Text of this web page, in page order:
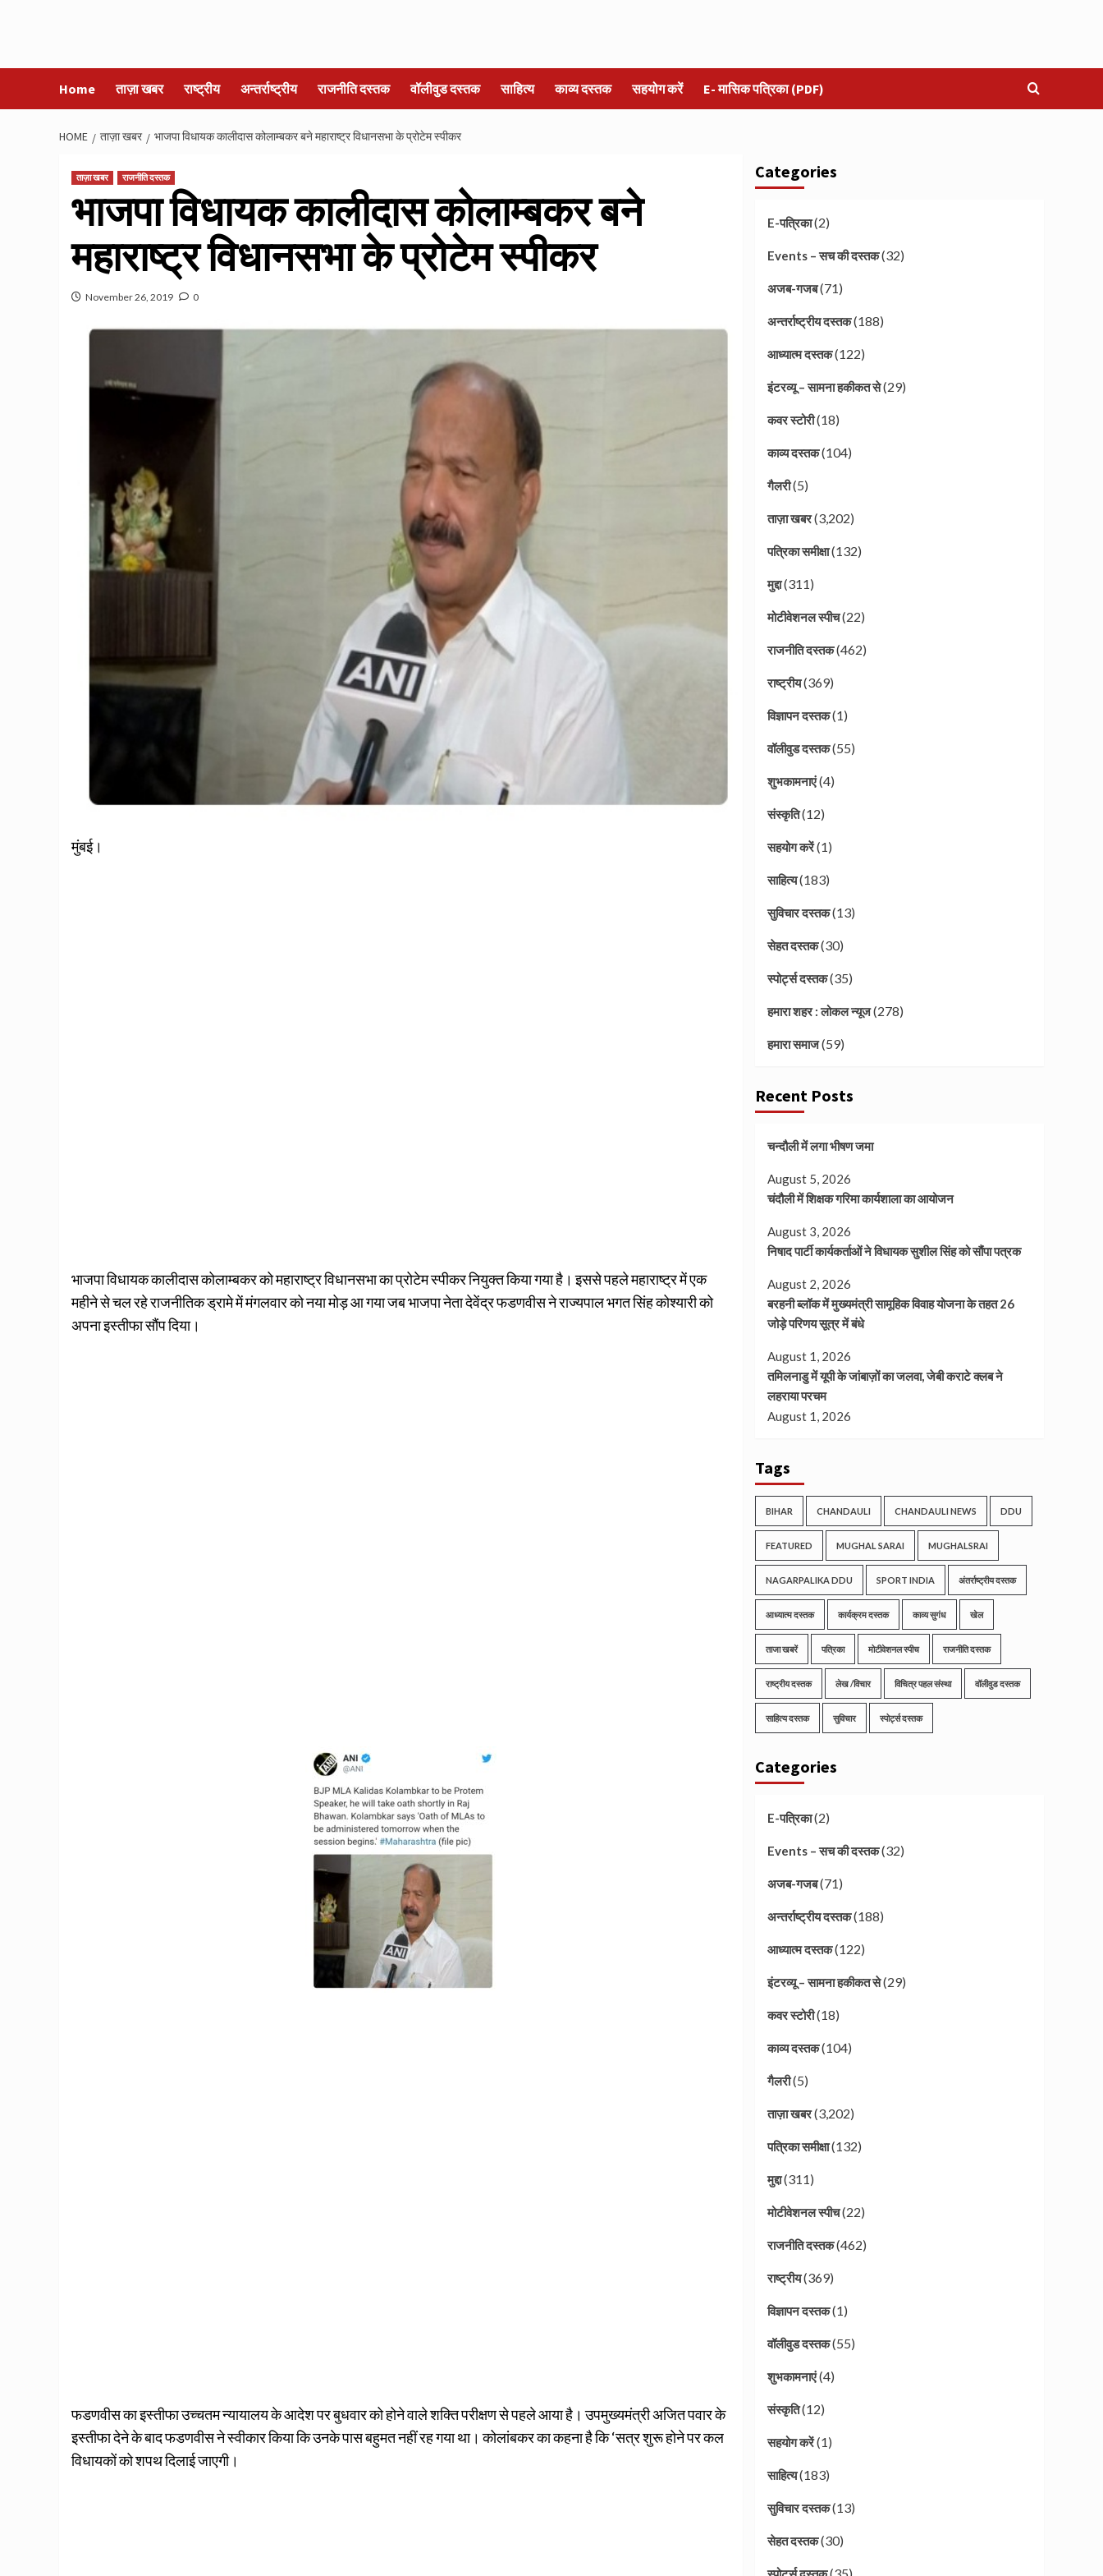
Home ताज़ा खबर राष्ट्रीय अन्तर्राष्ट्रीय राजनीति दस्तक वॉलीवुड दस्तक साहित्य काव्य दस्तक सहयोग करें E- मासिक पत्रिका (PDF)
HOME ताज़ा खबर भाजपा विधायक कालीदास कोलाम्बकर बने महाराष्ट्र विधानसभा के प्रोटेम स्पीकर
ताज़ा खबर राजनीति दस्तक
भाजपा विधायक कालीदास कोलाम्बकर बने
महाराष्ट्र विधानसभा के प्रोटेम स्पीकर
November 26, 2019 0
मुंबई।
भाजपा विधायक कालीदास कोलाम्बकर को महाराष्ट्र विधानसभा का प्रोटेम स्पीकर नियुक्त किया गया है। इससे पहले महाराष्ट्र में एक
महीने से चल रहे राजनीतिक ड्रामे में मंगलवार को नया मोड़ आ गया जब भाजपा नेता देवेंद्र फडणवीस ने राज्यपाल भगत सिंह कोश्यारी को
अपना इस्तीफा सौंप दिया।
फडणवीस का इस्तीफा उच्चतम न्यायालय के आदेश पर बुधवार को होने वाले शक्ति परीक्षण से पहले आया है। उपमुख्यमंत्री अजित पवार के
इस्तीफा देने के बाद फडणवीस ने स्वीकार किया कि उनके पास बहुमत नहीं रह गया था। कोलांबकर का कहना है कि ‘सत्र शुरू होने पर कल
विधायकों को शपथ दिलाई जाएगी।
Categories
E-पत्रिका(2)
Events – सच की दस्तक(32)
अजब-गजब(71)
अन्तर्राष्ट्रीय दस्तक(188)
आध्यात्म दस्तक(122)
इंटरव्यू – सामना हकीकत से(29)
कवर स्टोरी(18)
काव्य दस्तक(104)
गैलरी(5)
ताज़ा खबर(3,202)
पत्रिका समीक्षा(132)
मुद्दा(311)
मोटीवेशनल स्पीच(22)
राजनीति दस्तक(462)
राष्ट्रीय(369)
विज्ञापन दस्तक(1)
वॉलीवुड दस्तक(55)
शुभकामनाएं(4)
संस्कृति(12)
सहयोग करें(1)
साहित्य(183)
सुविचार दस्तक(13)
सेहत दस्तक(30)
स्पोर्ट्स दस्तक(35)
हमारा शहर : लोकल न्यूज(278)
हमारा समाज(59)
Recent Posts
चन्दौली में लगा भीषण जमा
August 5, 2026
चंदौली में शिक्षक गरिमा कार्यशाला का आयोजन
August 3, 2026
निषाद पार्टी कार्यकर्ताओं ने विधायक सुशील सिंह को सौंपा पत्रक
August 2, 2026
बरहनी ब्लॉक में मुख्यमंत्री सामूहिक विवाह योजना के तहत 26
जोड़े परिणय सूत्र में बंधे
August 1, 2026
तमिलनाडु में यूपी के जांबाज़ों का जलवा, जेबी कराटे क्लब ने
लहराया परचम
August 1, 2026
Tags
BIHAR CHANDAULI CHANDAULI NEWS DDU
FEATURED MUGHAL SARAI MUGHALSRAI
NAGARPALIKA DDU SPORT INDIA अंतर्राष्ट्रीय दस्तक
आध्यात्म दस्तक कार्यक्रम दस्तक काव्य सुगंध खेल
ताजा खबरें पत्रिका मोटीवेशनल स्पीच राजनीति दस्तक
राष्ट्रीय दस्तक लेख /विचार विचित्र पहल संस्था वॉलीवुड दस्तक
साहित्य दस्तक सुविचार स्पोर्ट्स दस्तक
Categories
E-पत्रिका(2)
Events – सच की दस्तक(32)
अजब-गजब(71)
अन्तर्राष्ट्रीय दस्तक(188)
आध्यात्म दस्तक(122)
इंटरव्यू – सामना हकीकत से(29)
कवर स्टोरी(18)
काव्य दस्तक(104)
गैलरी(5)
ताज़ा खबर(3,202)
पत्रिका समीक्षा(132)
मुद्दा(311)
मोटीवेशनल स्पीच(22)
राजनीति दस्तक(462)
राष्ट्रीय(369)
विज्ञापन दस्तक(1)
वॉलीवुड दस्तक(55)
शुभकामनाएं(4)
संस्कृति(12)
सहयोग करें(1)
साहित्य(183)
सुविचार दस्तक(13)
सेहत दस्तक(30)